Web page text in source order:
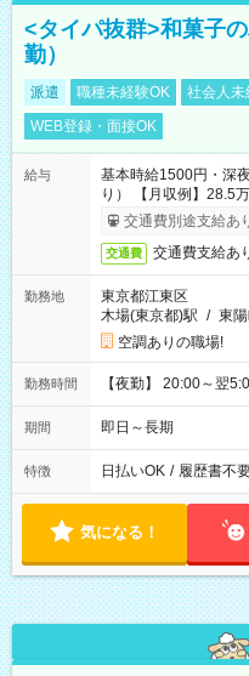
<タイパ抜群>和菓子
勤）
派遣 職種未経験OK 社会人未
WEB登録・面接OK
給与
基本時給1500円・深
り） 【月収例】28.5
合）交通費別途支給あ
交通費 交通費支給あ
勤務地
東京都江東区
木場(東京都)駅 / 東
空調ありの職場!
勤務時間 【夜勤】 20:00～翌
期間 即日～長期
特徴 日払いOK / 履歴書不
気になる！